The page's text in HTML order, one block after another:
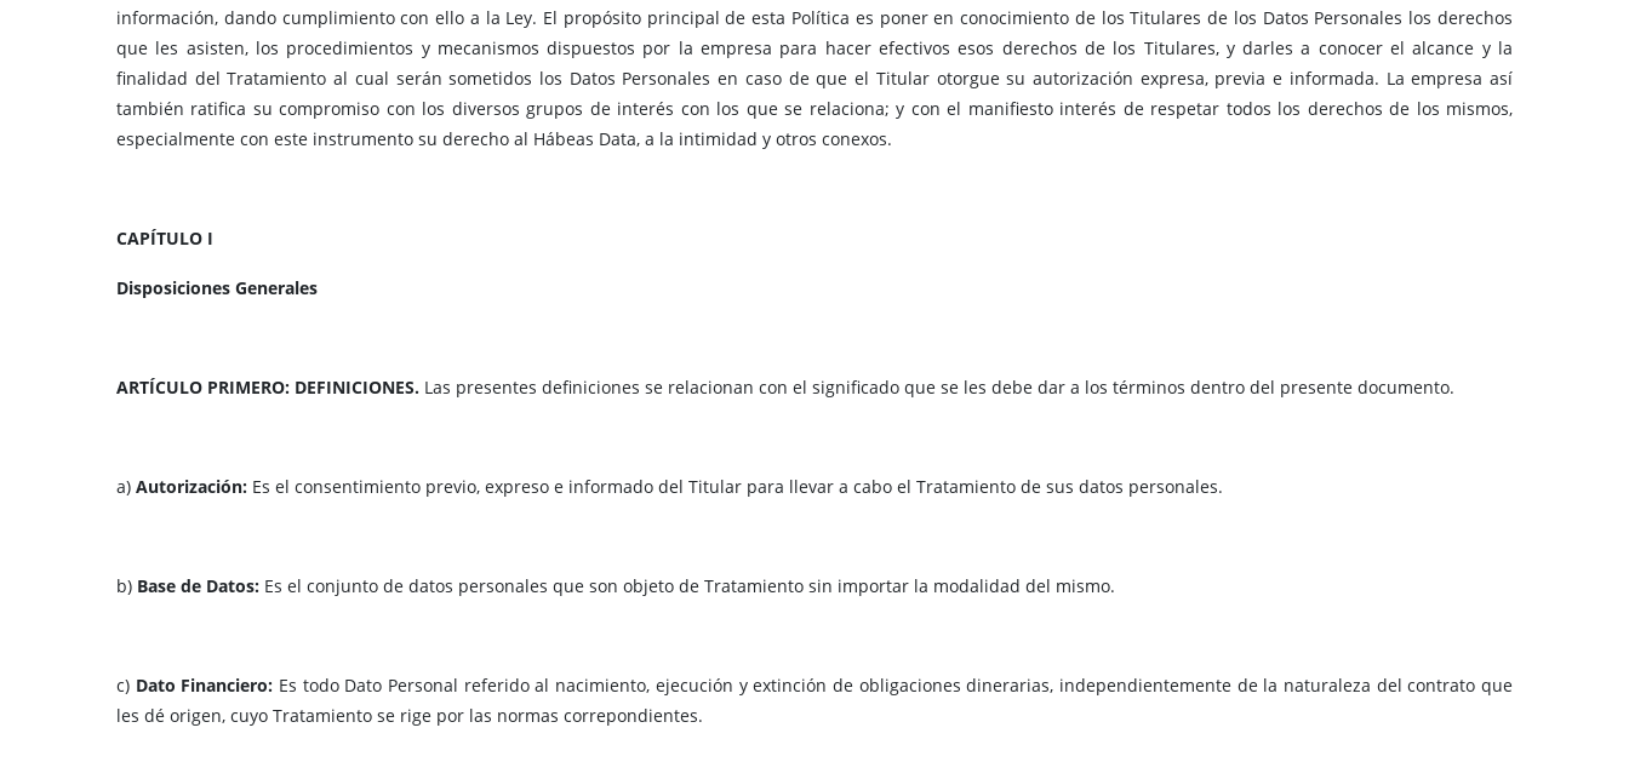
información, dando cumplimiento con ello a la Ley. El propósito principal de esta Política es poner en conocimiento de los Titulares de los Datos Personales los derechos
que les asisten, los procedimientos y mecanismos dispuestos por la empresa para hacer efectivos esos derechos de los Titulares, y darles a conocer el alcance y la
finalidad del Tratamiento al cual serán sometidos los Datos Personales en caso de que el Titular otorgue su autorización expresa, previa e informada. La empresa así
también ratifica su compromiso con los diversos grupos de interés con los que se relaciona; y con el manifiesto interés de respetar todos los derechos de los mismos,
especialmente con este instrumento su derecho al Hábeas Data, a la intimidad y otros conexos.
CAPÍTULO I
Disposiciones Generales
ARTÍCULO PRIMERO: DEFINICIONES. Las presentes definiciones se relacionan con el significado que se les debe dar a los términos dentro del presente documento.
a) Autorización: Es el consentimiento previo, expreso e informado del Titular para llevar a cabo el Tratamiento de sus datos personales.
b) Base de Datos: Es el conjunto de datos personales que son objeto de Tratamiento sin importar la modalidad del mismo.
c) Dato Financiero: Es todo Dato Personal referido al nacimiento, ejecución y extinción de obligaciones dinerarias, independientemente de la naturaleza del contrato que
les dé origen, cuyo Tratamiento se rige por las normas correpondientes.